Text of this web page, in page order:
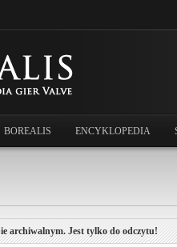
BOREALIS ENCYKLOPEDIA
archiwalnym. Jest tylko do odczytu!